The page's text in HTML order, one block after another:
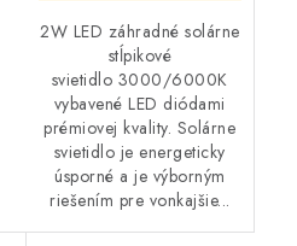
2W LED záhradné solárne
stĺpikové
svietidlo 3000/6000K
vybavené LED diódami
prémiovej kvality. Solárne
svietidlo je energeticky
úsporné a je výborným
riešením pre vonkajšie...